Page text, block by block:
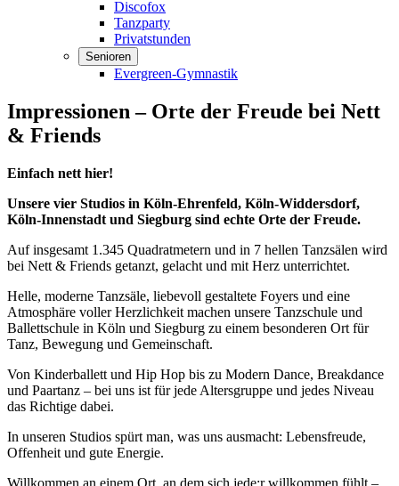
Discofox
Tanzparty
Privatstunden
Senioren
Evergreen-Gymnastik
Impressionen – Orte der Freude bei Nett
& Friends
Einfach nett hier!
Unsere vier Studios in Köln-Ehrenfeld, Köln-Widdersdorf,
Köln-Innenstadt und Siegburg sind echte Orte der Freude.
Auf insgesamt 1.345 Quadratmetern und in 7 hellen Tanzsälen wird
bei Nett & Friends getanzt, gelacht und mit Herz unterrichtet.
Helle, moderne Tanzsäle, liebevoll gestaltete Foyers und eine
Atmosphäre voller Herzlichkeit machen unsere Tanzschule und
Ballettschule in Köln und Siegburg zu einem besonderen Ort für
Tanz, Bewegung und Gemeinschaft.
Von Kinderballett und Hip Hop bis zu Modern Dance, Breakdance
und Paartanz – bei uns ist für jede Altersgruppe und jedes Niveau
das Richtige dabei.
In unseren Studios spürt man, was uns ausmacht: Lebensfreude,
Offenheit und gute Energie.
Willkommen an einem Ort, an dem sich jede:r willkommen fühlt –